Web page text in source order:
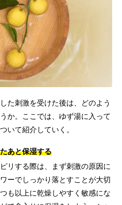
た刺激を受けた後は、どのよう
か。ここでは、ゆず湯に入って
いて紹介していく。
あと保湿する
リする際は、まず刺激の原因に
ーでしっかり落とすことが大切
も以上に乾燥しやすく敏感にな